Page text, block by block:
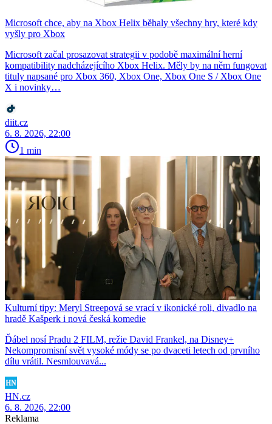
Microsoft chce, aby na Xbox Helix běhaly všechny hry, které kdy
vyšly pro Xbox
Microsoft začal prosazovat strategii v podobě maximální herní
kompatibility nadcházejícího Xbox Helix. Měly by na něm fungovat
tituly napsané pro Xbox 360, Xbox One, Xbox One S / Xbox One
X i novinky…
diit.cz
6. 8. 2026, 22:00
1 min
Kulturní tipy: Meryl Streepová se vrací v ikonické roli, divadlo na
hradě Kašperk i nová česká komedie
Ďábel nosí Pradu 2 FILM, režie David Frankel, na Disney+
Nekompromisní svět vysoké módy se po dvaceti letech od prvního
dílu vrátil. Nesmlouvavá...
HN.cz
6. 8. 2026, 22:00
Reklama